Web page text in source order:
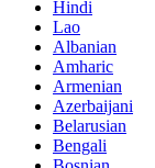
Hindi
Lao
Albanian
Amharic
Armenian
Azerbaijani
Belarusian
Bengali